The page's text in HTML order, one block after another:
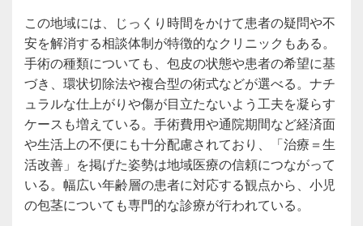
この地域には、じっくり時間をかけて患者の疑問や不
安を解消する相談体制が特徴的なクリニックもある。
手術の種類についても、包皮の状態や患者の希望に基
づき、環状切除法や複合型の術式などが選べる。ナチ
ュラルな仕上がりや傷が目立たないよう工夫を凝らす
ケースも増えている。手術費用や通院期間など経済面
や生活上の不便にも十分配慮されており、「治療＝生
活改善」を掲げた姿勢は地域医療の信頼につながって
いる。幅広い年齢層の患者に対応する観点から、小児
の包茎についても専門的な診療が行われている。